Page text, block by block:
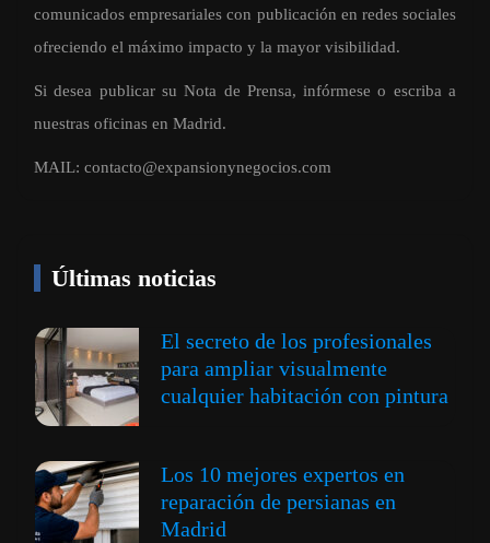
comunicados empresariales con publicación en redes sociales
ofreciendo el máximo impacto y la mayor visibilidad.
Si desea publicar su Nota de Prensa, infórmese o escriba a
nuestras oficinas en Madrid.
MAIL: contacto@expansionynegocios.com
Últimas noticias
El secreto de los profesionales
para ampliar visualmente
cualquier habitación con pintura
Los 10 mejores expertos en
reparación de persianas en
Madrid